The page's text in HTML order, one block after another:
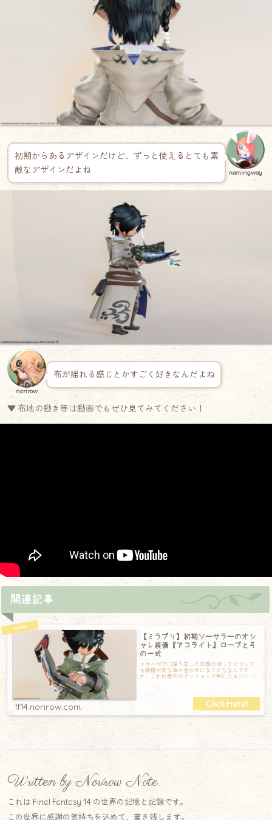
初期からあるデザインだけど、ずっと使えるとても素
敵なデザインだよね
namingway
norirow
布が揺れる感じとかすごく好きなんだよね
▼ 布地の動き等は動画でもぜひ見てみてください！
関連記事
【ミラプリ】初期ソーサラーのオシ
ャレ装備『アコライト』ローブとそ
の一式
エオルゼアに降り立った初期の頃ってどうして
も装備が変な組み合わせになりがちなんです
が、これは最初のダンジョンで手に入るシリー
ff14.norirow.com
Written by Norirow Note
これは Final Fantasy 14 の世界の記憶と記録です。
この世界に感謝の気持ちを込めて、書き残します。